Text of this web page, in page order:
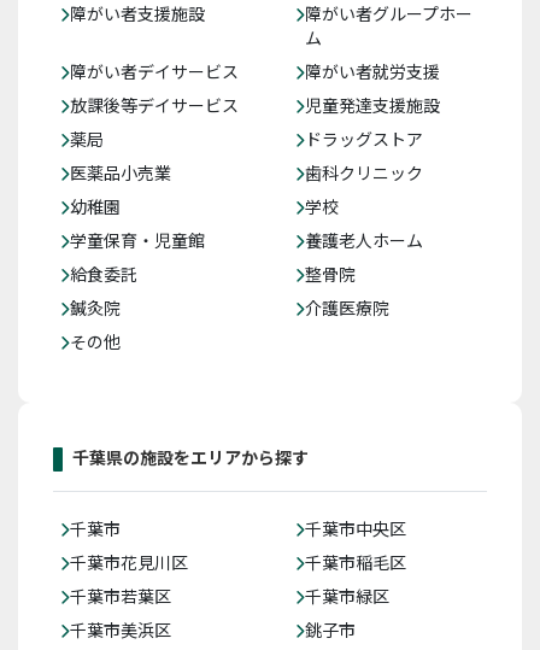
障がい者支援施設
障がい者グループホー
ム
障がい者デイサービス
障がい者就労支援
放課後等デイサービス
児童発達支援施設
薬局
ドラッグストア
医薬品小売業
歯科クリニック
幼稚園
学校
学童保育・児童館
養護老人ホーム
給食委託
整骨院
鍼灸院
介護医療院
その他
千葉県の施設をエリアから探す
千葉市
千葉市中央区
千葉市花見川区
千葉市稲毛区
千葉市若葉区
千葉市緑区
千葉市美浜区
銚子市